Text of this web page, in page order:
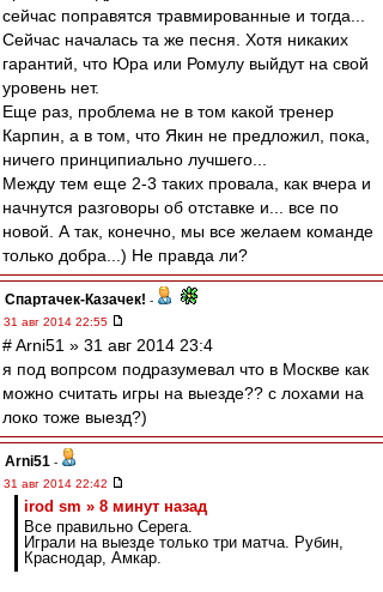
сейчас поправятся травмированные и тогда...
Сейчас началась та же песня. Хотя никаких
гарантий, что Юра или Ромулу выйдут на свой
уровень нет.
Еще раз, проблема не в том какой тренер
Карпин, а в том, что Якин не предложил, пока,
ничего принципиально лучшего...
Между тем еще 2-3 таких провала, как вчера и
начнутся разговоры об отставке и... все по
новой. А так, конечно, мы все желаем команде
только добра...) Не правда ли?
Спартачек-Казачек! -
31 авг 2014 22:55
# Arni51 » 31 авг 2014 23:4
я под вопрсом подразумевал что в Москве как
можно считать игры на выезде?? с лохами на
локо тоже выезд?)
Arni51 -
31 авг 2014 22:42
irod sm » 8 минут назад
Все правильно Серега.
Играли на выезде только три матча. Рубин,
Краснодар, Амкар.